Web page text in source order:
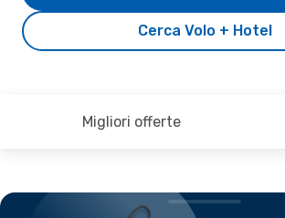
Cerca Volo + Hotel
Migliori offerte